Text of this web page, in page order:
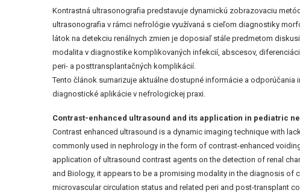
Kontrastná ultrasonografia predstavuje dynamickú zobrazovaciu
ultrasonografia v rámci nefrológie využívaná s cieľom diagnostiky
látok na detekciu renálnych zmien je doposiaľ stále predmetom
modalita v diagnostike komplikovaných infekcií, abscesov,
peri- a posttransplantačných komplikácií.
Tento článok sumarizuje aktuálne dostupné informácie a
diagnostické aplikácie v nefrologickej praxi.
Contrast-enhanced ultrasound and its application in pediatric
Contrast enhanced ultrasound is a dynamic imaging technique with
commonly used in nephrology in the form of contrast-enhanced
application of ultrasound contrast agents on the detection of renal
and Biology, it appears to be a promising modality in the diagnosis
microvascular circulation status and related peri and post-transplant